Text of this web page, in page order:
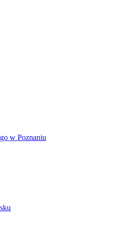
w Poznaniu